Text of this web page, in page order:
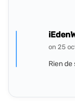
on 25
Rien de